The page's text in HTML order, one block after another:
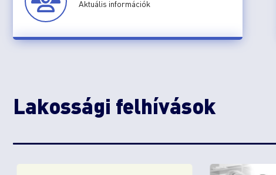
Aktuális információk
Lakossági felhívások